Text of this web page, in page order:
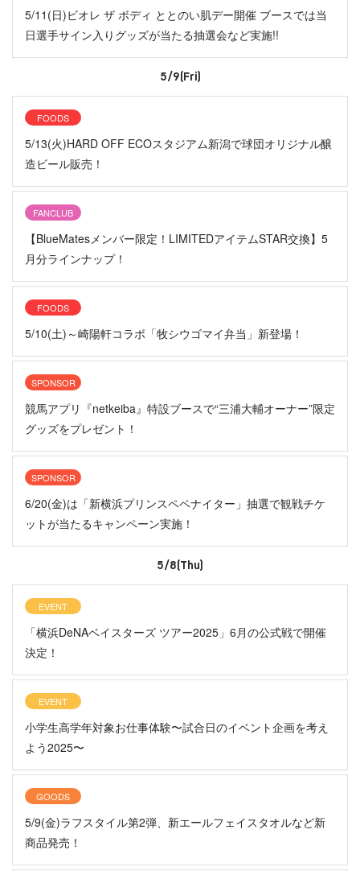
5/11(日)ビオレ ザ ボディ ととのい肌デー開催 ブースでは当
日選手サイン入りグッズが当たる抽選会など実施!!
5/9(Fri)
FOODS
5/13(火)HARD OFF ECOスタジアム新潟で球団オリジナル醸
造ビール販売！
FANCLUB
【BlueMatesメンバー限定！LIMITEDアイテムSTAR交換】5
月分ラインナップ！
FOODS
5/10(土)～崎陽軒コラボ「牧シウゴマイ弁当」新登場！
SPONSOR
競馬アプリ『netkeiba』特設ブースで“三浦大輔オーナー”限定
グッズをプレゼント！
SPONSOR
6/20(金)は「新横浜プリンスペペナイター」抽選で観戦チケ
ットが当たるキャンペーン実施！
5/8(Thu)
EVENT
「横浜DeNAベイスターズ ツアー2025」6月の公式戦で開催
決定！
EVENT
小学生高学年対象お仕事体験〜試合日のイベント企画を考え
よう2025〜
GOODS
5/9(金)ラフスタイル第2弾、新エールフェイスタオルなど新
商品発売！